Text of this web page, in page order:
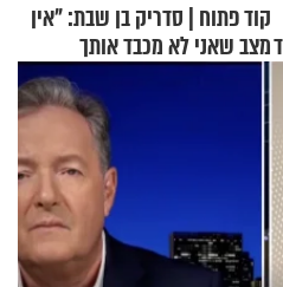
קוד פתוח | סדריק בן שבת: "אין
מצב שאני לא מכבד אותך
בבוקר בהנחת תפילין"